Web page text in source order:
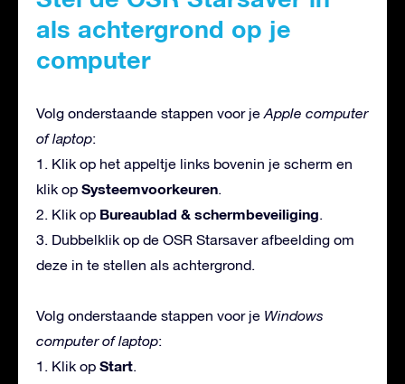
als achtergrond op je
computer
Volg onderstaande stappen voor je Apple computer
of laptop:
1. Klik op het appeltje links bovenin je scherm en
klik op Systeemvoorkeuren
2. Klik op Bureaublad & schermbeveiliging
3. Dubbelklik op de OSR Starsaver afbeelding om
deze in te stellen als achtergrond.
Volg onderstaande stappen voor je Windows
computer of laptop:
1. Klik op Start